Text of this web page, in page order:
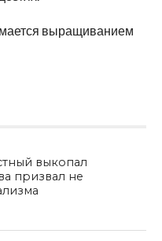
выращиванием
выкопал
призвал не